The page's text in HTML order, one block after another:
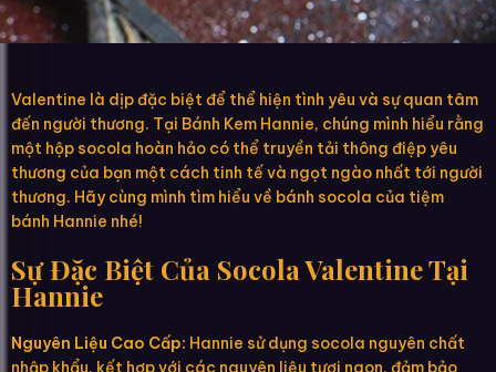
Valentine là dịp đặc biệt để thể hiện tình yêu và sự quan tâm
đến người thương. Tại Bánh Kem Hannie, chúng mình hiểu rằng
một hộp socola hoàn hảo có thể truyền tải thông điệp yêu
thương của bạn một cách tinh tế và ngọt ngào nhất tới người
thương. Hãy cùng mình tìm hiểu về bánh socola của tiệm
bánh Hannie nhé!
Sự Đặc Biệt Của Socola Valentine Tại
Hannie
Nguyên Liệu Cao Cấp: Hannie sử dụng socola nguyên chất
nhập khẩu, kết hợp với các nguyên liệu tươi ngon, đảm bảo